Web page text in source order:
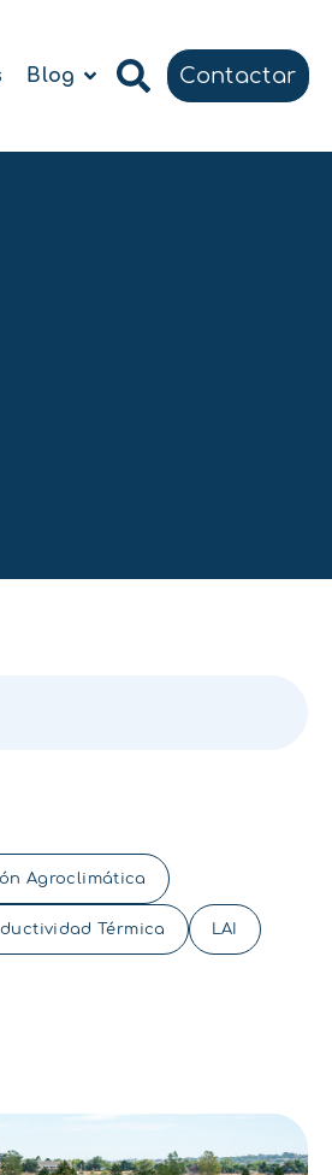
Blog Contactar
Agroclimática
Térmica LAI